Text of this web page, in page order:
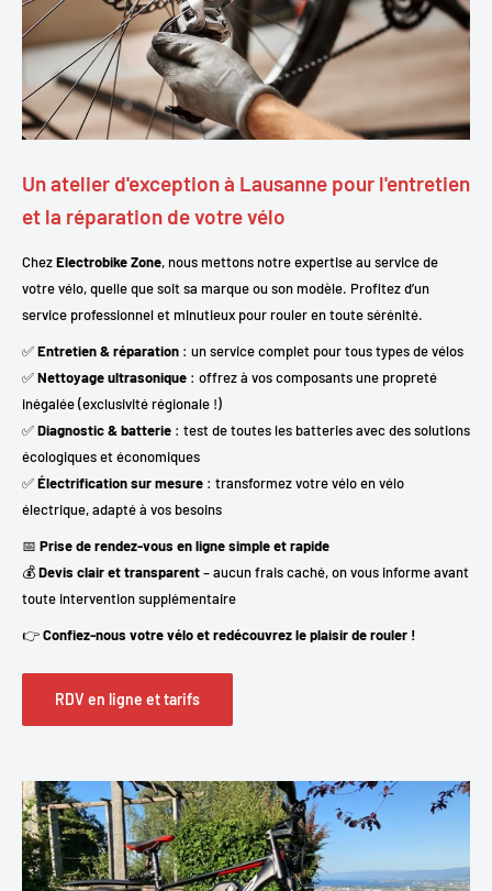
Un atelier d'exception à Lausanne pour l'entretien
et la réparation de votre vélo
ChezElectrobike Zone, nous mettons notre expertise au service de
votre vélo, quelle que soit sa marque ou son modèle. Profitez d’un
service professionnel et minutieux pour rouler en toute sérénité.
✅Entretien & réparation : un service complet pour tous types de vélos
✅Nettoyage ultrasonique : offrez à vos composants une propreté
inégalée (exclusivité régionale !)
✅Diagnostic & batterie : test de toutes les batteries avec des solutions
écologiques et économiques
✅Électrification sur mesure : transformez votre vélo en vélo
électrique, adapté à vos besoins
📅 Prise de rendez-vous en ligne simple et rapide
💰Devis clair et transparent– aucun frais caché, on vous informe avant
toute intervention supplémentaire
👉Confiez-nous votre vélo et redécouvrez le plaisir de rouler !
RDV en ligne et tarifs